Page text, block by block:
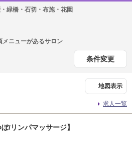
緑橋・石切・布施・花園
ニューがあるサロン
条件変更
地図表示
求人一覧
/リンパマッサージ】